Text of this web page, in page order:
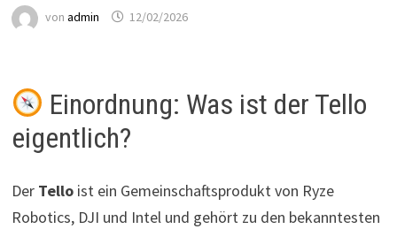
von admin 12/02/2026
Einordnung: Was ist der Tello
eigentlich?
Der Telloist ein Gemeinschaftsprodukt von Ryze
Robotics, DJI und Intel und gehört zu den bekanntesten